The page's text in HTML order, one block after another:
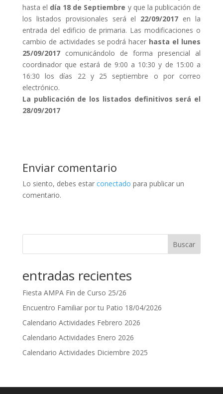
hasta el día 18 de Septiembre y que la publicación de
los listados provisionales será el 22/09/2017 en la
entrada del edificio de primaria. Las modificaciones o
cambio de actividades se podrá hacer hasta el lunes
25/09/2017comunicándolo de forma presencial al
coordinador que estará de 9:00 a 10:30 y de 15:00 a
16:30 los días 22 y 25 septiembre o por correo
electrónico.
La publicación de los listados definitivos será el
28/09/2017
Enviar comentario
Lo siento, debes estar conectado para publicar un
comentario.
Buscar
entradas recientes
Fiesta AMPA Fin de Curso 25/26
Encuentro Familiar por tu Patio 18/04/2026
Calendario Actividades Febrero 2026
Calendario Actividades Enero 2026
Calendario Actividades Diciembre 2025